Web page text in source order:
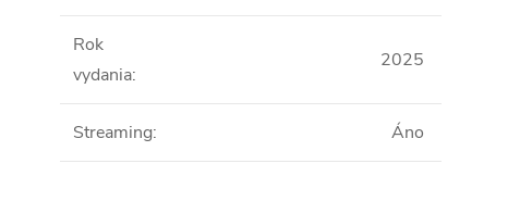
Rok
vydania:
2025
Streaming: Áno